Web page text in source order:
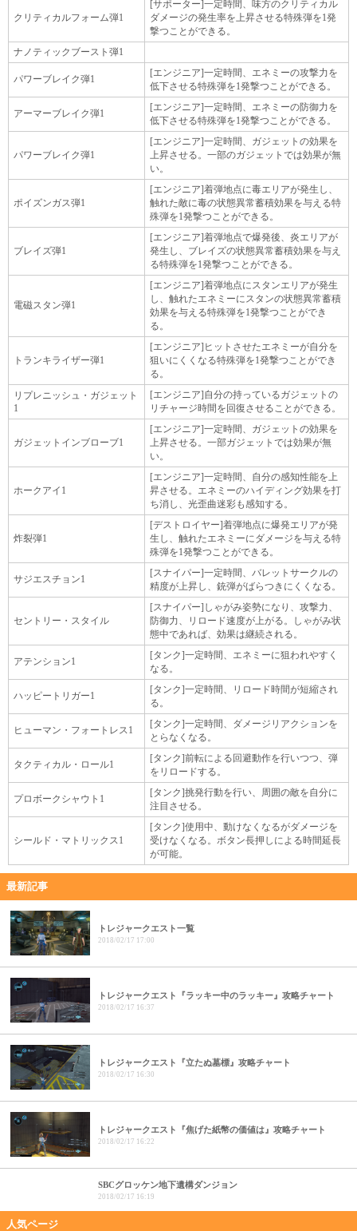
クリティカルフォーム弾1
[サポーター]一定時間、味方のクリティカル
ダメージの発生率を上昇させる特殊弾を1発
撃つことができる。
ナノティックブースト弾1
パワーブレイク弾1
[エンジニア]一定時間、エネミーの攻撃力を
低下させる特殊弾を1発撃つことができる。
アーマーブレイク弾1
[エンジニア]一定時間、エネミーの防御力を
低下させる特殊弾を1発撃つことができる。
パワーブレイク弾1
[エンジニア]一定時間、ガジェットの効果を
上昇させる。一部のガジェットでは効果が無
い。
ポイズンガス弾1
[エンジニア]着弾地点に毒エリアが発生し、
触れた敵に毒の状態異常蓄積効果を与える特
殊弾を1発撃つことができる。
ブレイズ弾1
[エンジニア]着弾地点で爆発後、炎エリアが
発生し、ブレイズの状態異常蓄積効果を与え
る特殊弾を1発撃つことができる。
電磁スタン弾1
[エンジニア]着弾地点にスタンエリアが発生
し、触れたエネミーにスタンの状態異常蓄積
効果を与える特殊弾を1発撃つことができ
る。
トランキライザー弾1
[エンジニア]ヒットさせたエネミーが自分を
狙いにくくなる特殊弾を1発撃つことができ
る。
リプレニッシュ・ガジェット
1
[エンジニア]自分の持っているガジェットの
リチャージ時間を回復させることができる。
ガジェットインブローブ1
[エンジニア]一定時間、ガジェットの効果を
上昇させる。一部ガジェットでは効果が無
い。
ホークアイ1
[エンジニア]一定時間、自分の感知性能を上
昇させる。エネミーのハイディング効果を打
ち消し、光歪曲迷彩も感知する。
炸裂弾1
[デストロイヤー]着弾地点に爆発エリアが発
生し、触れたエネミーにダメージを与える特
殊弾を1発撃つことができる。
サジエスチョン1
[スナイパー]一定時間、バレットサークルの
精度が上昇し、銃弾がばらつきにくくなる。
セントリー・スタイル
[スナイパー]しゃがみ姿勢になり、攻撃力、
防御力、リロード速度が上がる。しゃがみ状
態中であれば、効果は継続される。
アテンション1
[タンク]一定時間、エネミーに狙われやすく
なる。
ハッピートリガー1
[タンク]一定時間、リロード時間が短縮され
る。
ヒューマン・フォートレス1
[タンク]一定時間、ダメージリアクションを
とらなくなる。
タクティカル・ロール1
[タンク]前転による回避動作を行いつつ、弾
をリロードする。
プロボークシャウト1
[タンク]挑発行動を行い、周囲の敵を自分に
注目させる。
シールド・マトリックス1
[タンク]使用中、動けなくなるがダメージを
受けなくなる。ボタン長押しによる時間延長
が可能。
最新記事
トレジャークエスト一覧
2018/02/17 17:00
トレジャークエスト『ラッキー中のラッキー』攻略チャート
2018/02/17 16:37
トレジャークエスト『立たぬ墓標』攻略チャート
2018/02/17 16:30
トレジャークエスト『焦げた紙幣の価値は』攻略チャート
2018/02/17 16:22
SBCグロッケン地下遺構ダンジョン
2018/02/17 16:19
人気ページ